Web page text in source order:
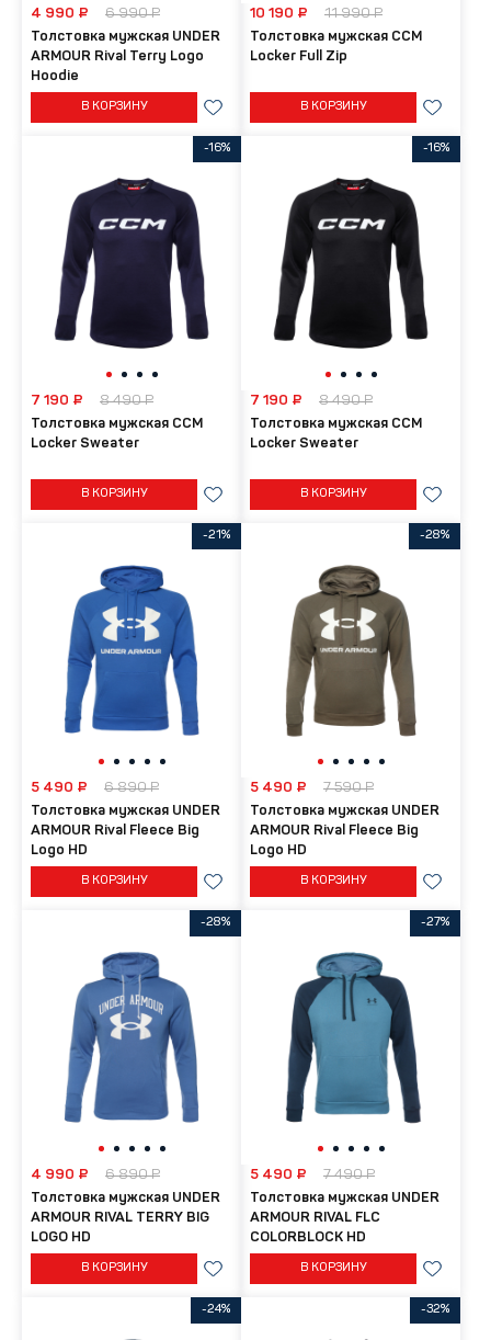
Толстовка мужская UNDER
ARMOUR Rival Terry Logo
Hoodie
4 990 ₽ 6 990 ₽
В КОРЗИНУ
Толстовка мужская CCM
Locker Full Zip
10 190 ₽ 11 990 ₽
В КОРЗИНУ
-16%
Толстовка мужская CCM
Locker Sweater
7 190 ₽ 8 490 ₽
В КОРЗИНУ
-16%
Толстовка мужская CCM
Locker Sweater
7 190 ₽ 8 490 ₽
В КОРЗИНУ
-21%
Толстовка мужская UNDER
ARMOUR Rival Fleece Big
Logo HD
5 490 ₽ 6 890 ₽
В КОРЗИНУ
-28%
Толстовка мужская UNDER
ARMOUR Rival Fleece Big
Logo HD
5 490 ₽ 7 590 ₽
В КОРЗИНУ
-28%
Толстовка мужская UNDER
ARMOUR RIVAL TERRY BIG
LOGO HD
4 990 ₽ 6 890 ₽
В КОРЗИНУ
-27%
Толстовка мужская UNDER
ARMOUR RIVAL FLC
COLORBLOCK HD
5 490 ₽ 7 490 ₽
В КОРЗИНУ
-24% -32%